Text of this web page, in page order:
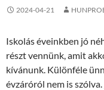
2024-04-21
Iskolás éveinkben jó
részt vennünk, amit
kívánunk. Különféle
évzáróról nem is szólva.